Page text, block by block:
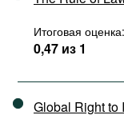
Итоговая оценка:
0,47 из 1
Global Right to